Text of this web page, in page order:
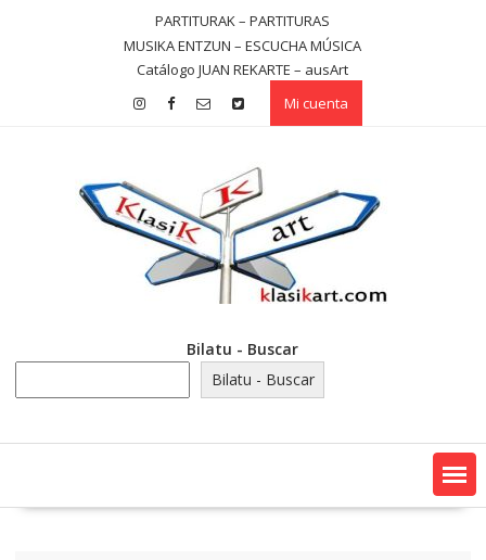
PARTITURAK – PARTITURAS
MUSIKA ENTZUN – ESCUCHA MÚSICA
Catálogo JUAN REKARTE – ausArt
Mi cuenta
Bilatu - Buscar
Bilatu - Buscar